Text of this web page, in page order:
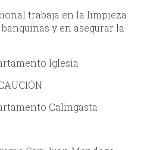
trabaja en la limpieza
y en asegurar la
Iglesia
Calingasta